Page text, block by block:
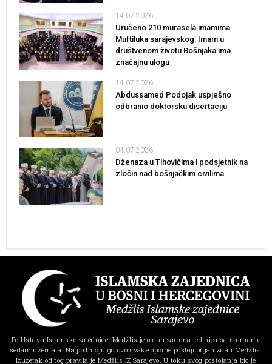
14.07.2026
Uručeno 210 murasela imamima
Muftiluka sarajevskog: Imam u
društvenom životu Bošnjaka ima
značajnu ulogu
14.07.2026
Abdussamed Podojak uspješno
odbranio doktorsku disertaciju
04.07.2026
Dženaza u Tihovićima i podsjetnik na
zločin nad bošnjačkim civilima
Po Ustavu Islamske zajednice, Medžlis je organizaciona jedinica sa najmanje
sedam džemata. Na području gotovo svake općine postoji organiziran Medžlis.
Izuzetak od tog pravila je Medžlis IZ Sarajevo. U toku svog postojanja bio je